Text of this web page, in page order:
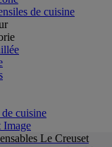
de cuisine
cuisine
Le Creuset